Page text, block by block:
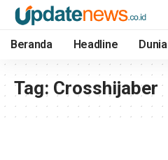
Beranda Headline Dunia
Tag: Crosshijaber